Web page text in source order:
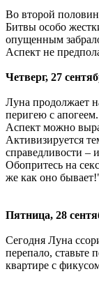
Во второй
Битвы особо
опущенным
Аспект не
Четверг, 27
Луна продолжает
перигею с апогеем.
Аспект можно
Активизируется
справедливости –
Обопритесь на
же как оно
Пятница, 28
Сегодня Луна
перепало, ставьте
квартире с